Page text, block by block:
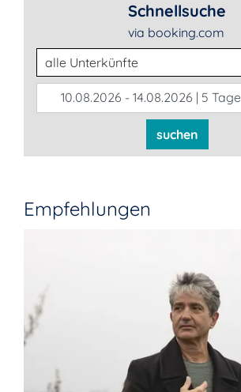
Schnellsuche
via booking.com
Unterkunftsart
10.08.2026 - 14.08.2026 | 5 Tage
suchen
Empfehlungen